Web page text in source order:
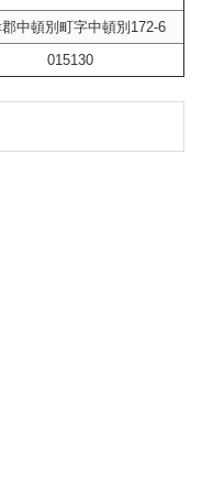
中頓別町字中頓別172-6
015130